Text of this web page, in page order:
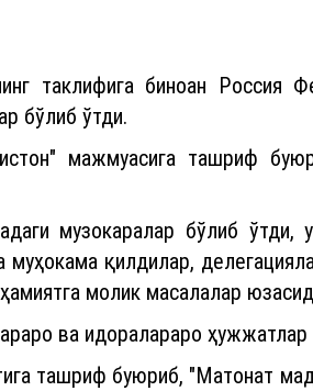
таклифига биноан Россия
бўлиб ўтди.
мажмуасига ташриф
музокаралар бўлиб ўтди,
қилдилар,
молик масалалар
ва идоралараро
ташриф буюриб, "Матонат